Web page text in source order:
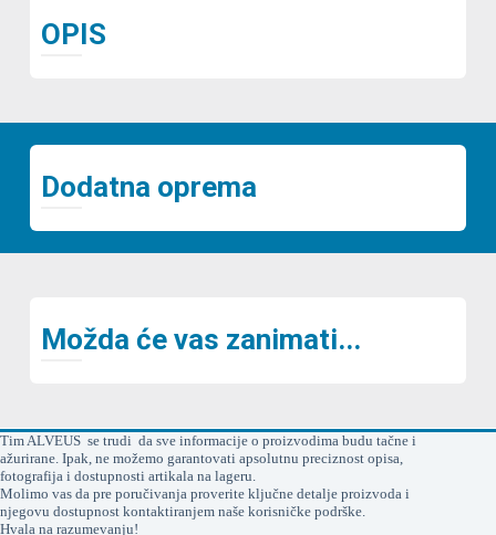
OPIS
Dodatna oprema
Možda će vas zanimati...
Tim ALVEUS se trudi da sve informacije o proizvodima budu tačne i
ažurirane. Ipak, ne možemo garantovati apsolutnu preciznost opisa,
fotografija i dostupnosti artikala na lageru.
Molimo vas da pre poručivanja proverite ključne detalje proizvoda i
njegovu dostupnost kontaktiranjem naše korisničke podrške.
Hvala na razumevanju!